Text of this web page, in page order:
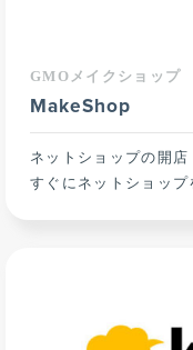
GMOメイクショップ
MakeShop
ネットショップの開店
すぐにネットショップ